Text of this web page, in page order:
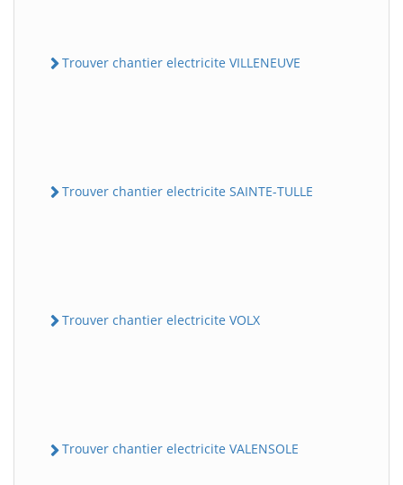
Trouver chantier electricite VILLENEUVE
Trouver chantier electricite SAINTE-TULLE
Trouver chantier electricite VOLX
Trouver chantier electricite VALENSOLE